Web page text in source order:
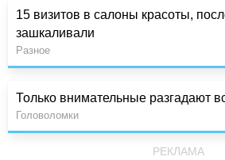
15 визитов в салоны красоты,
зашкаливали
Разное
Только внимательные разгадают
Головоломки
РЕКЛАМА